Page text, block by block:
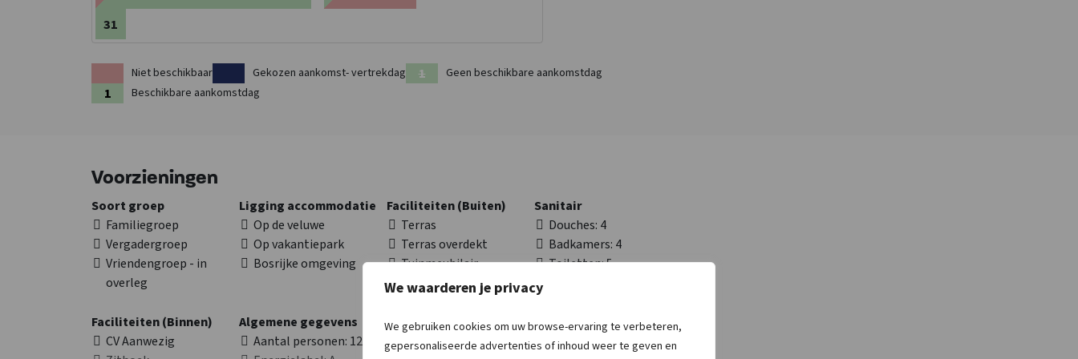
We waarderen je privacy
We gebruiken cookies om uw browse-ervaring te verbeteren,
gepersonaliseerde advertenties of inhoud weer te geven en
31
Niet beschikbaar Gekozen aankomst- vertrekdag
Geen beschikbare aankomstdag
Beschikbare aankomstdag
Voorzieningen
Ligging accommodatie
Op de veluwe
Op vakantiepark
Bosrijke omgeving
Faciliteiten (Buiten)
Terras
Terras overdekt
Tuinmeubilair
Sanitair
Douches: 4
Badkamers: 4
Toiletten: 5
Faciliteiten (Binnen)
CV Aanwezig
Soort groep
Familiegroep
Vergadergroep
Vriendengroep - in
overleg
Algemene gegevens
Aantal personen: 12
Toegankelijkheid
Aangepaste toilet: 1
Keuken
Koelkast